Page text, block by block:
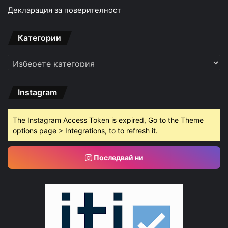
Декларация за поверителност
Категории
Категории
Instagram
The Instagram Access Token is expired, Go to the Theme
options page > Integrations, to to refresh it.
Последвай ни